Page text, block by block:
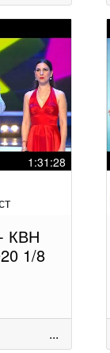
1:31:28
КВН
1/8
...